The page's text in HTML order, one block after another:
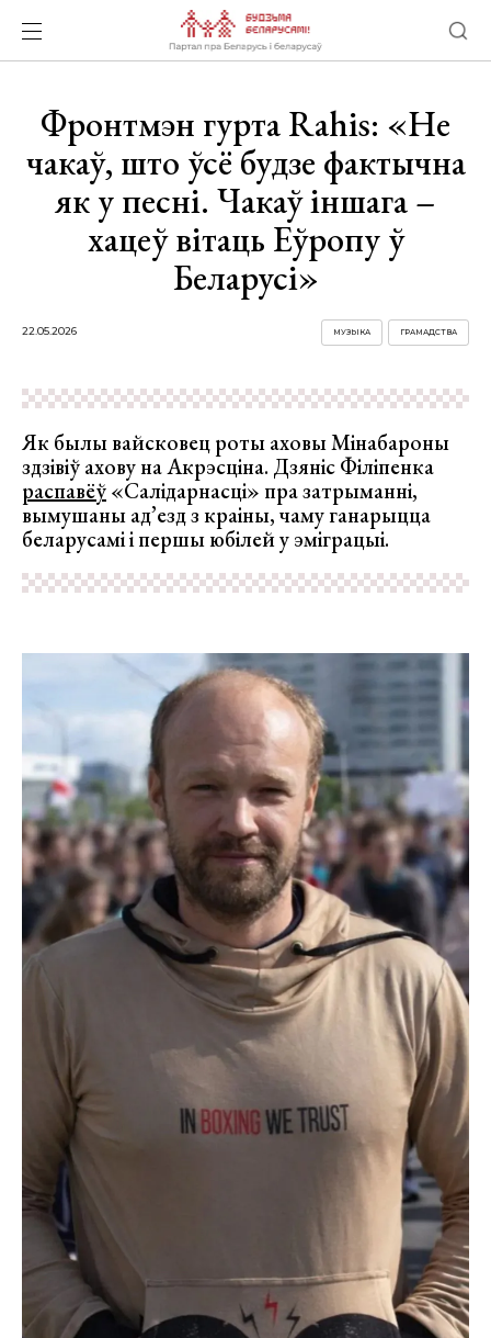
Фронтмэн гурта Rahis: «Не
чакаў, што ўсё будзе фактычна
як у песні. Чакаў іншага –
хацеў вітаць Еўропу ў
Беларусі»
22.05.2026 ГРАМАДСТВА
МУЗЫКА
Як былы вайсковец роты аховы Мінабароны
здзівіў ахову на Акрэсціна. Дзяніс Філіпенка
распавёў«Салідарнасці» пра затрыманні,
вымушаны ад’езд з краіны, чаму ганарыцца
беларусамі і першы юбілей у эміграцыі.